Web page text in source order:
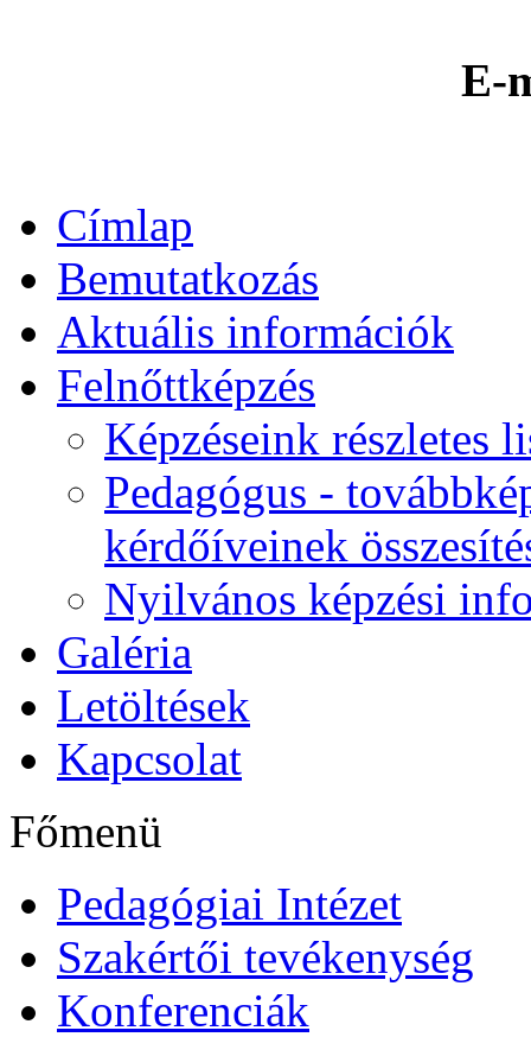
E-
Címlap
Bemutatkozás
Aktuális információk
Felnőttképzés
Képzéseink részletes
Pedagógus -
kérdőíveinek
Nyilvános képzési
Galéria
Letöltések
Kapcsolat
Főmenü
Pedagógiai Intézet
Szakértői tevékenység
Konferenciák